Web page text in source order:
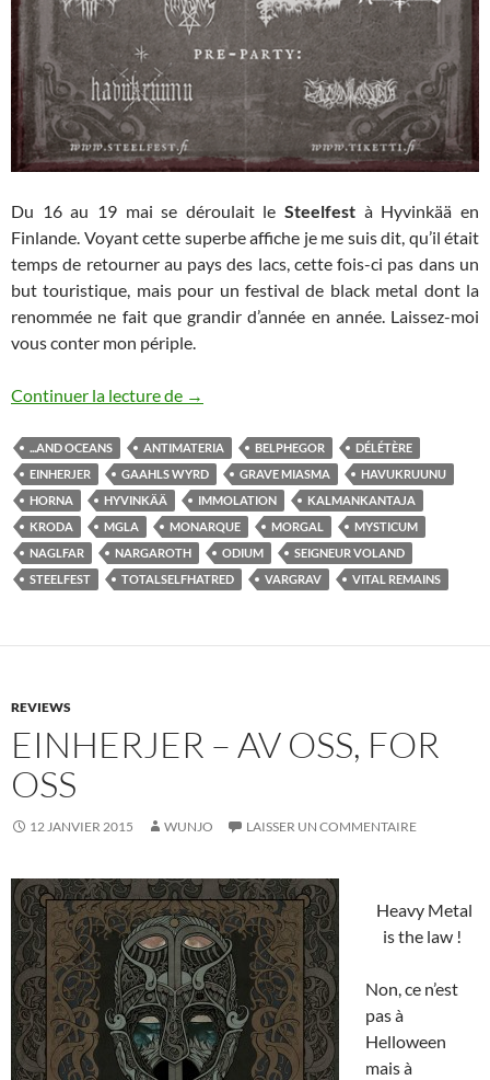
Du 16 au 19 mai se déroulait leSteelfest à Hyvinkää en
Finlande. Voyant cette superbe affiche je me suis dit, qu’il était
temps de retourner au pays des lacs, cette fois-ci pas dans un
but touristique, mais pour un festival de black metal dont la
renommée ne fait que grandir d’année en année. Laissez-moi
vous conter mon périple.
Continuer la lecture de Steelfest 2019
→
...AND OCEANS ANTIMATERIA BELPHEGOR
DÉLÉTÈRE
EINHERJER
GAAHLS WYRD GRAVE MIASMA
HAVUKRUUNU
HORNA
HYVINKÄÄ IMMOLATION
KALMANKANTAJA
KRODA
MGLA MONARQUE MORGAL
MYSTICUM
NAGLFAR
NARGAROTH ODIUM
SEIGNEUR VOLAND
STEELFEST
TOTALSELFHATRED VARGRAV VITAL REMAINS
REVIEWS
EINHERJER – AV OSS, FOR
OSS
12 JANVIER 2015 WUNJO LAISSER UN COMMENTAIRE
Heavy Metal
is the law !
Non, ce n’est
pas à
Helloween
mais à